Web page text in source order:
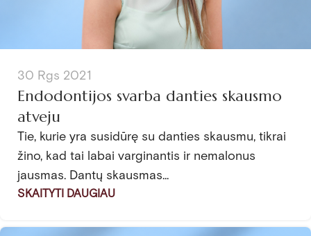
30 Rgs 2021
Endodontijos svarba danties skausmo
atveju
Tie, kurie yra susidūrę su danties skausmu, tikrai
žino, kad tai labai varginantis ir nemalonus
jausmas. Dantų skausmas...
SKAITYTI DAUGIAU